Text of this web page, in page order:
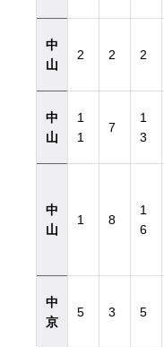
付き）
中
山
2 2 2
中
山
1
1
7
1
3
中
山
1 8
1
6
中
京
5 3 5